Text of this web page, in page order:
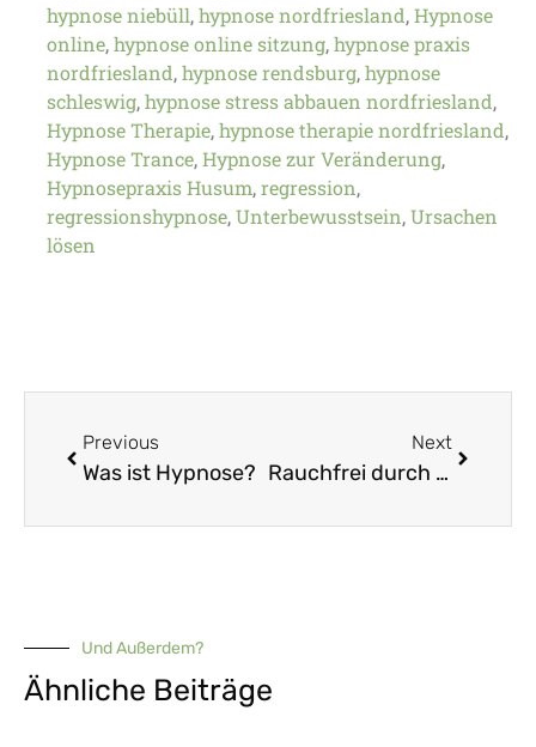
hypnose niebüll,hypnose nordfriesland,Hypnose
online,hypnose online sitzung,hypnose praxis
nordfriesland,hypnose rendsburg,hypnose
schleswig,hypnose stress abbauen nordfriesland,
Hypnose Therapie,hypnose therapie nordfriesland,
Hypnose Trance,Hypnose zur Veränderung,
Hypnosepraxis Husum,regression,
regressionshypnose,Unterbewusstsein,Ursachen
lösen
Previous
Was ist Hypnose?
Next
Rauchfrei durch Hypnose: Wie Hypnose wirklich bei der Rauchentwöhnung hilft.
Und Außerdem?
Ähnliche Beiträge